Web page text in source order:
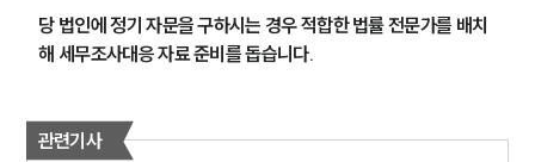
당 법인에 정기 자문을 구하시는 경우 적합한 법률 전문가를 배치
해 세무조사대응 자료 준비를 돕습니다.
관련기사